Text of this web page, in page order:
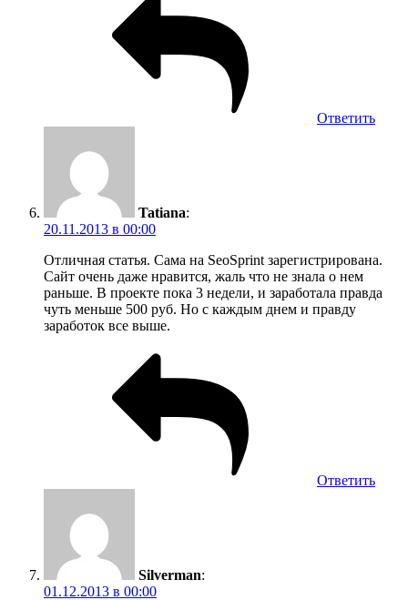
Ответить
Tatiana:
20.11.2013 в 00:00
Отличная статья. Сама на SeoSprint зарегистрирована.
Сайт очень даже нравится, жаль что не знала о нем
раньше. В проекте пока 3 недели, и заработала правда
чуть меньше 500 руб. Но с каждым днем и правду
заработок все выше.
Ответить
Silverman:
01.12.2013 в 00:00